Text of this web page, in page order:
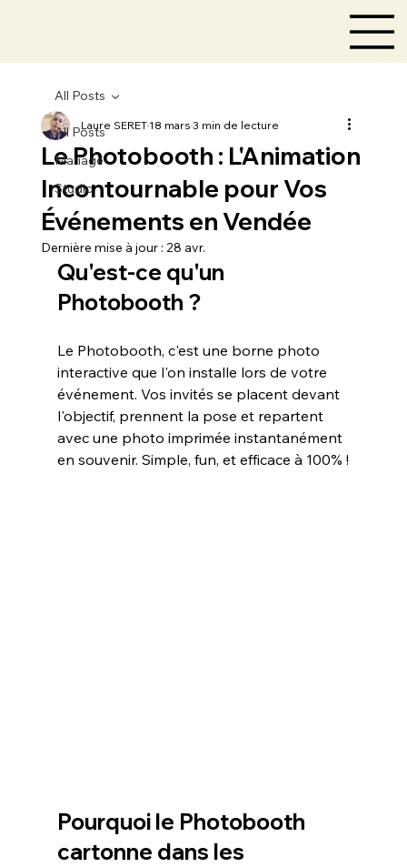
All Posts
Mariage
Studio
All Posts
Le Photobooth : L'Animation
Incontournable pour Vos
Événements en Vendée
Laure SERET18 mars3 min de lecture
Dernière mise à jour : 28 avr.
Qu'est-ce qu'un
Photobooth ?
Le Photobooth, c'est une borne photo
interactive que l'on installe lors de votre
événement. Vos invités se placent devant
l'objectif, prennent la pose et repartent
avec une photo imprimée instantanément
en souvenir. Simple, fun, et efficace à 100% !
Pourquoi le Photobooth
cartonne dans les